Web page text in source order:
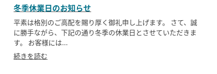
冬季休業日のお知らせ
平素は格別のご高配を賜り厚く御礼申し上げます。 さて、誠
に勝手ながら、下記の通り冬季の休業日とさせていただきま
す。 お客様には...
続きを読む